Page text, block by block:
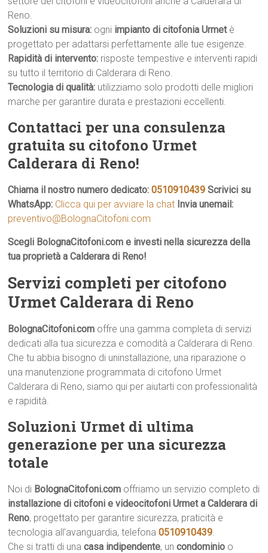
Reno.
Soluzioni su misura: ogni impianto di citofonia Urmetè
progettato per adattarsi perfettamente alle tue esigenze.
Rapidità di intervento: risposte tempestive e interventi rapidi
su tutto il territorio di Calderara di Reno.
Tecnologia di qualità: utilizziamo solo prodotti delle migliori
marche per garantire durata e prestazioni eccellenti.
Contattaci per una consulenza
gratuita su citofono Urmet
Calderara di Reno!
Chiama il nostro numero dedicato:0510910439 Scrivici su
WhatsApp: Clicca qui per avviare la chat Invia unemail:
preventivo@BolognaCitofoni.com
Scegli BolognaCitofoni.com e investi nella sicurezza della
tua proprietà a Calderara di Reno!
Servizi completi per citofono
Urmet Calderara di Reno
BolognaCitofoni.com offre una gamma completa di servizi
dedicati alla tua sicurezza e comodità a Calderara di Reno.
Che tu abbia bisogno di uninstallazione, una riparazione o
una manutenzione programmata di citofono Urmet
Calderara di Reno, siamo qui per aiutarti con professionalità
e rapidità.
Soluzioni Urmet di ultima
generazione per una sicurezza
totale
Noi di BolognaCitofoni.com offriamo un servizio completo di
installazione di citofoni e videocitofoni Urmet a Calderara di
Reno, progettato per garantire sicurezza, praticità e
tecnologia all’avanguardia, telefona0510910439.
Che si tratti di unacasa indipendente, uncondominio o